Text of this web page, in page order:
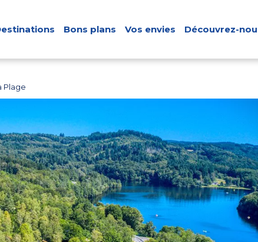
Bons plans Vos envies Découvrez-
Plage